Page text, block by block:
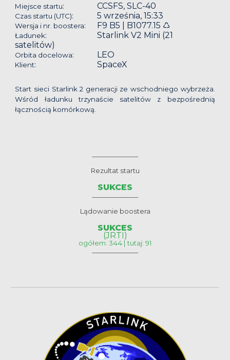
Miejsce startu: CCSFS, SLC-40
Czas startu (UTC): 5 września, 15:33
Wersja i nr. boostera: F9 B5 | B1077.15 ♺
Ładunek:
Starlink V2 Mini (21
satelitów)
Orbita docelowa: LEO
Klient: SpaceX
Start sieci Starlink 2 generacji ze wschodniego wybrzeża.
Wśród ładunku trzynaście satelitów z bezpośrednią
łącznością komórkową.
Rezultat startu
SUKCES
Lądowanie boostera
SUKCES
(JRTI)
ogółem: 344 | tutaj: 91